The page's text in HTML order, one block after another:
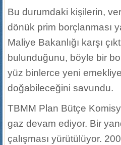
Bu durumdaki kişilerin,
dönük prim borçlanması
Maliye Bakanlığı karşı
bulunduğunu, böyle bir
yüz binlerce yeni
doğabileceğini savundu.
TBMM Plan Bütçe
gaz devam ediyor. Bir
çalışması yürütülüyor.